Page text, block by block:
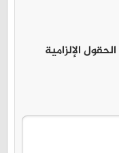
الحقول الإلزامية